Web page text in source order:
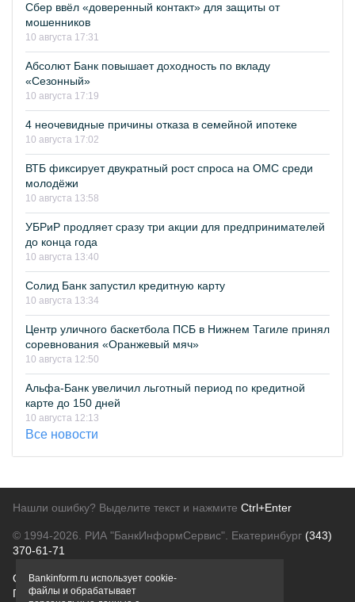
Сбер ввёл «доверенный контакт» для защиты от
мошенников
10 августа 17:31
Абсолют Банк повышает доходность по вкладу
«Сезонный»
10 августа 17:19
4 неочевидные причины отказа в семейной ипотеке
10 августа 17:02
ВТБ фиксирует двукратный рост спроса на ОМС среди
молодёжи
10 августа 13:58
УБРиР продляет сразу три акции для предпринимателей
до конца года
10 августа 13:40
Солид Банк запустил кредитную карту
10 августа 13:34
Центр уличного баскетбола ПСБ в Нижнем Тагиле принял
соревнования «Оранжевый мяч»
10 августа 12:50
Альфа-Банк увеличил льготный период по кредитной
карте до 150 дней
10 августа 12:13
Все новости
Нашли ошибку? Выделите текст и нажмите Ctrl+Enter
© 1994-2026. РИА "БанкИнформСервис". Екатеринбург (343)
370-61-71
О проектеПолитика конфиденциальности
Правовая информацияДля рекламодателей
Bankinform.ru использует cookie-
файлы и обрабатывает